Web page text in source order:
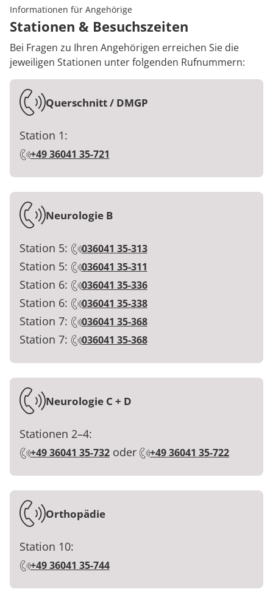
Informationen für Angehörige
Stationen & Besuchszeiten
Bei Fragen zu Ihren Angehörigen erreichen Sie die
jeweiligen Stationen unter folgenden Rufnummern:
Querschnitt / DMGP
Station 1:
+49 36041 35-721
Neurologie B
Station 5: 036041 35-313
Station 5: 036041 35-311
Station 6: 036041 35-336
Station 6: 036041 35-338
Station 7: 036041 35-368
Station 7: 036041 35-368
Neurologie C + D
Stationen 2–4:
+49 36041 35-732oder +49 36041 35-722
Orthopädie
Station 10:
+49 36041 35-744